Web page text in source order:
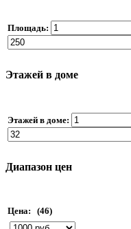
Площадь:
Этажей в доме
Этажей в доме:
Диапазон цен
Цена: (46)